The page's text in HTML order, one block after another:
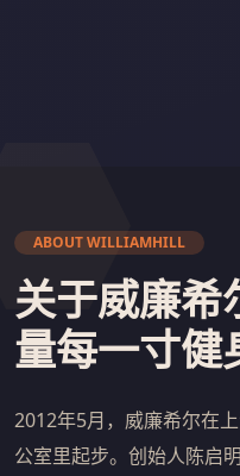
ABOUT WILLIAMHILL
关于威廉
量每一寸健
2012年5月，威廉希尔在
公室里起步。创始人陈启